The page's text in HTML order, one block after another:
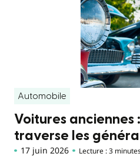
Automobile
Voitures anciennes
traverse les
17 juin 2026 Lecture : 3